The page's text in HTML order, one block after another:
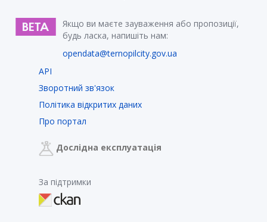
Якщо ви маєте зауваження або пропозиції,
будь ласка, напишіть нам:
opendata@ternopilcity.gov.ua
API
Зворотний зв'язок
Політика відкритих даних
Про портал
Дослідна експлуатація
За підтримки